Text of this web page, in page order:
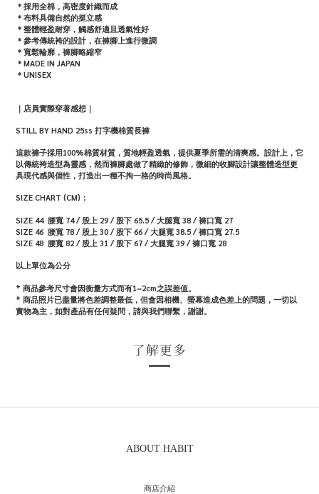
＊採用全棉，高密度針織而成
＊布料具備自然的挺立感
＊整體輕盈耐穿，觸感舒適且透氣性好
＊參考傳統袴的設計，在褲腳上進行微調
＊寬鬆輪廓，褲腳略縮窄
＊MADE IN JAPAN
＊UNISEX
｜店員實際穿著感想｜
STILL BY HAND 25ss 打字機棉質長褲
這款褲子採用100%棉質材質，質地輕盈透氣，提供夏季所需的清爽感。設計上，它
以傳統袴造型為靈感，然而褲腳處做了精緻的修飾，微細的收腳設計讓整體造型更
具現代感與個性，打造出一種不拘一格的時尚風格。
SIZE CHART (CM)：
SIZE 44 腰寬 74 / 股上 29 / 股下 65.5 /大腿寬 38 / 褲口寬 27
SIZE 46 腰寬 78 / 股上 30 / 股下 66 /大腿寬 38.5 / 褲口寬 27.5
SIZE 48 腰寬 82 / 股上 31 / 股下 67 /大腿寬 39 / 褲口寬 28
以上單位為公分
* 商品參考尺寸會因衡量方式而有1~2cm之誤差值。
* 商品照片已盡量將色差調整最低，但會因相機、螢幕造成色差上的問題，一切以
實物為主，如對產品有任何疑問，請與我們聯繫，謝謝。
了解更多
ABOUT HABIT
商店介紹